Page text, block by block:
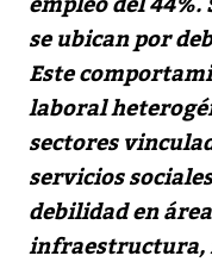
se ubican por
Este
laboral
sectores
servicios
debilidad en
infraestructura,